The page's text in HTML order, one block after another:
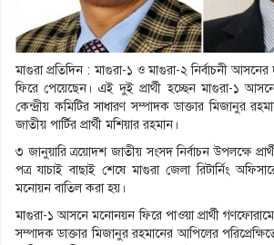
মাগুরা প্রতিদিন : মাগুরা-১ ও মাগুরা-২ নির্বাচনী
ফিরে পেয়েছেন। এই দুই প্রার্থী হচ্ছেন মাগুরা-১
কেন্দ্রীয় কমিটির সাধারণ সম্পাদক ডাক্তার মিজানুর
জাতীয় পার্টির প্রার্থী মশিয়ার রহমান।
৩ জানুয়ারি ত্রয়োদশ জাতীয় সংসদ নির্বাচন উপলক্ষে
পত্র যাচাই বাছাই শেষে মাগুরা জেলা রিটার্নিং
মনোয়ন বাতিল করা হয়।
মাগুরা-১ আসনে মনোনয়ন ফিরে পাওয়া প্রার্থী
সম্পাদক ডাক্তার মিজানুর রহমানের আপিলের